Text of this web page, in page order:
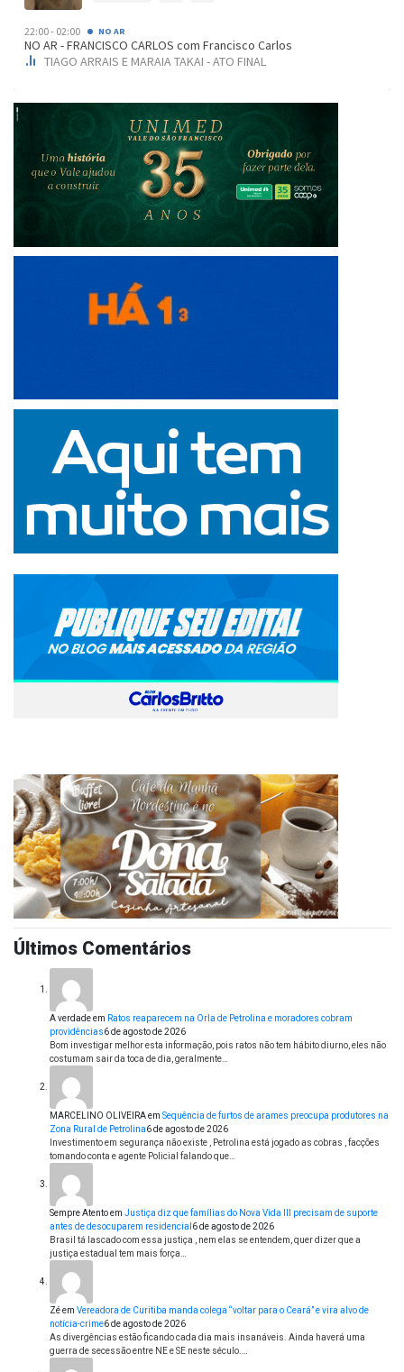
Últimos Comentários
A verdadeem Ratos reaparecem na Orla de Petrolina e moradores cobram
providências6 de agosto de 2026
Bom investigar melhor esta informação, pois ratos não tem hábito diurno, eles não
costumam sair da toca de dia, geralmente…
MARCELINO OLIVEIRAem Sequência de furtos de arames preocupa produtores na
Zona Rural de Petrolina6 de agosto de 2026
Investimento em segurança não existe , Petrolina está jogado as cobras , facções
tomando conta e agente Policial falando que…
Sempre Atentoem Justiça diz que famílias do Nova Vida III precisam de suporte
antes de desocuparem residencial 6 de agosto de 2026
Brasil tá lascado com essa justiça , nem elas se entendem, quer dizer que a
justiça estadual tem mais força…
Zéem Vereadora de Curitiba manda colega “voltar para o Ceará” e vira alvo de
notícia-crime6 de agosto de 2026
As divergências estão ficando cada dia mais insanáveis. Ainda haverá uma
guerra de secessão entre NE e SE neste século.…